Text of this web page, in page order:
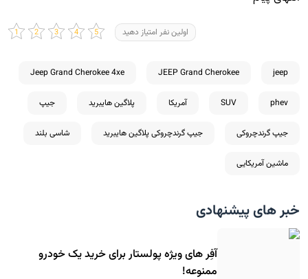
اولین نفر امتیاز دهید
jeep
JEEP Grand Cherokee
Jeep Grand Cherokee 4xe
phev
SUV آمریکا پلاگین هایبرید جیپ
جیپ گرندچروکی جیپ گرندچروکی پلاگین هایبرید شاسی بلند
ماشین آمریکایی
خبر های پیشنهادی
آفِر های ویژه پولستار برای خرید یک خودرو
ممنوعه!